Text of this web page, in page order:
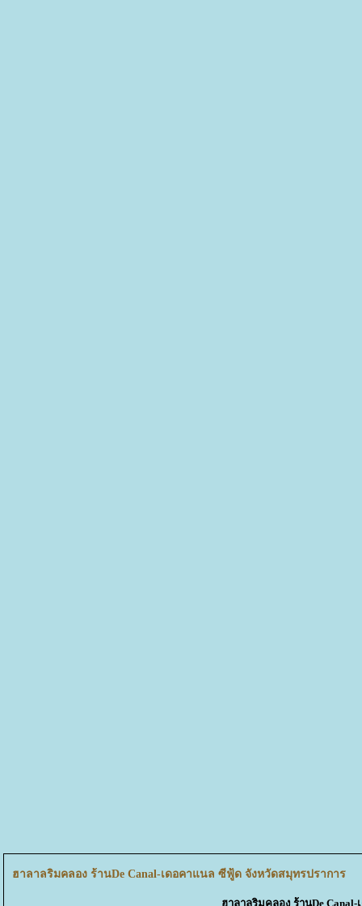
ฮาลาลริมคลอง ร้านDe Canal-เดอคาแนล ซีฟู้ด จังหวัดสมุทรปราการ
ฮาลาลริมคลอง ร้านDe